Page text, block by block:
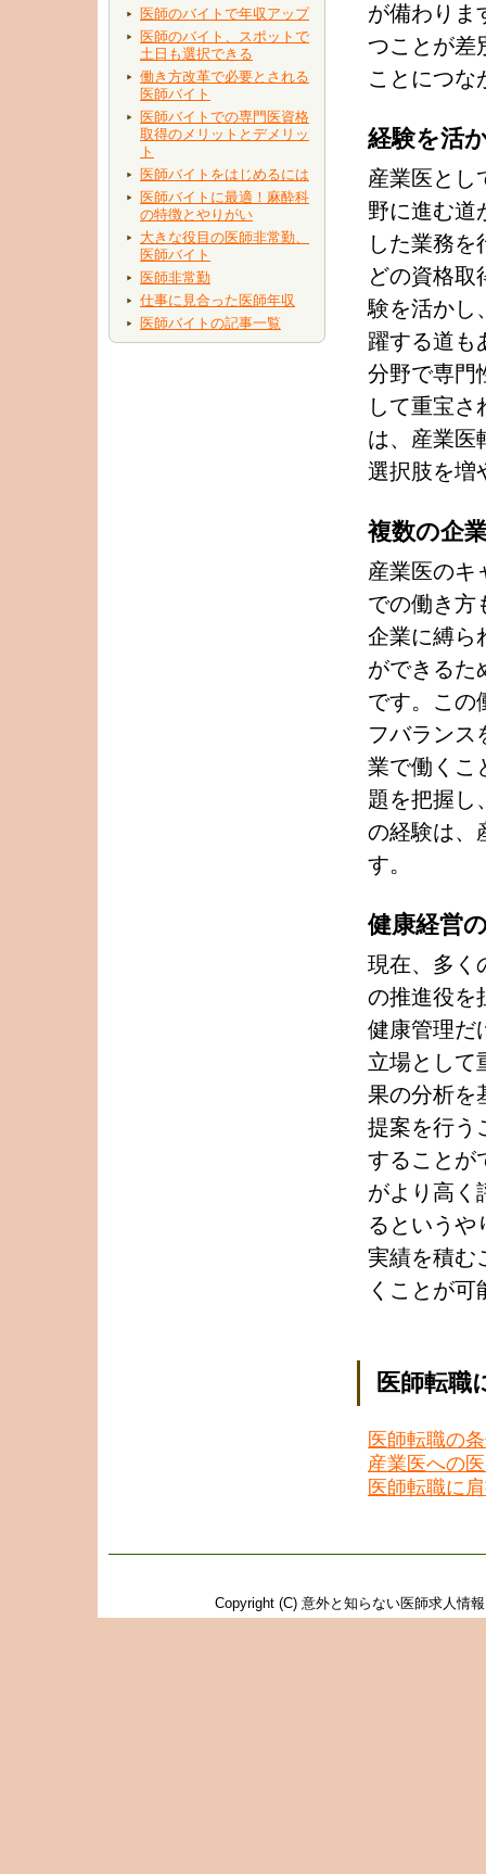
医師のバイトで年収アップ
医師のバイト、スポットで
土日も選択できる
働き方改革で必要とされる
医師バイト
医師バイトでの専門医資格
取得のメリットとデメリッ
ト
医師バイトをはじめるには
医師バイトに最適！麻酔科
の特徴とやりがい
大きな役目の医師非常勤、
医師バイト
医師非常勤
仕事に見合った医師年収
医師バイトの記事一覧
が備わりま
つことが差
ことにつな
経験を活
産業医とし
野に進む道
した業務
どの資格取
験を活かし
躍する道も
分野で専門
して重宝
は、産業医
選択肢を増
複数の企
産業医のキ
での働き方
企業に縛ら
ができるた
です。この
フバランス
業で働くこ
題を把握し
の経験は、
す。
健康経営
現在、多く
の推進役を
健康管理だ
立場として
果の分析を
提案を行う
することが
がより高く
るというや
実績を積む
くことが可
医師転職
医師転職の
産業医への
医師転職に
Copyright (C) 意外と知らない医師求人情